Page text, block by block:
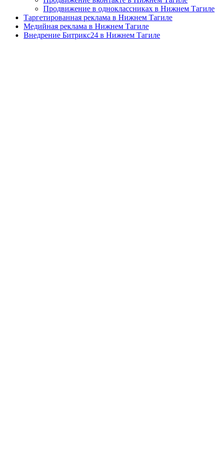
Продвижение в одноклассниках в Нижнем Тагиле
Таргетированная реклама в Нижнем Тагиле
Медийная реклама в Нижнем Тагиле
Внедрение Битрикс24 в Нижнем Тагиле